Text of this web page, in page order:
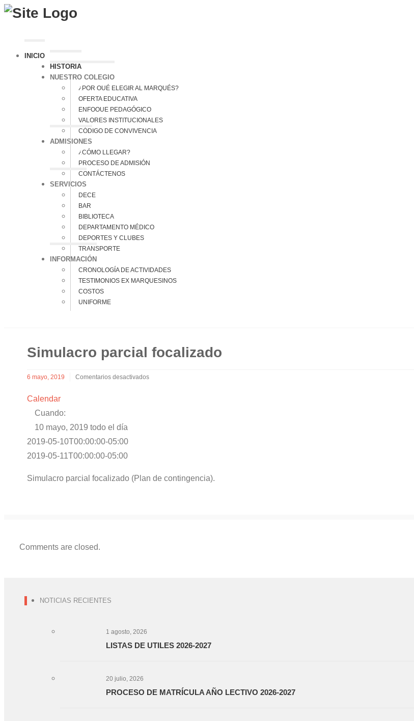
INICIO
HISTORIA
NUESTRO COLEGIO
¿POR QUÉ ELEGIR AL MARQUÉS?
OFERTA EDUCATIVA
ENFOQUE PEDAGÓGICO
VALORES INSTITUCIONALES
CÓDIGO DE CONVIVENCIA
ADMISIONES
¿CÓMO LLEGAR?
PROCESO DE ADMISIÓN
CONTÁCTENOS
SERVICIOS
DECE
BAR
BIBLIOTECA
DEPARTAMENTO MÉDICO
DEPORTES Y CLUBES
TRANSPORTE
INFORMACIÓN
CRONOLOGÍA DE ACTIVIDADES
TESTIMONIOS EX MARQUESINOS
COSTOS
UNIFORME
Simulacro parcial focalizado
6 mayo, 2019
Comentarios desactivados
Calendar
Cuando:
10 mayo, 2019 todo el día
2019-05-10T00:00:00-05:00
2019-05-11T00:00:00-05:00
Simulacro parcial focalizado (Plan de contingencia).
Comments are closed.
NOTICIAS RECIENTES
1 agosto, 2026
LISTAS DE UTILES 2026-2027
20 julio, 2026
PROCESO DE MATRÍCULA AÑO LECTIVO 2026-2027